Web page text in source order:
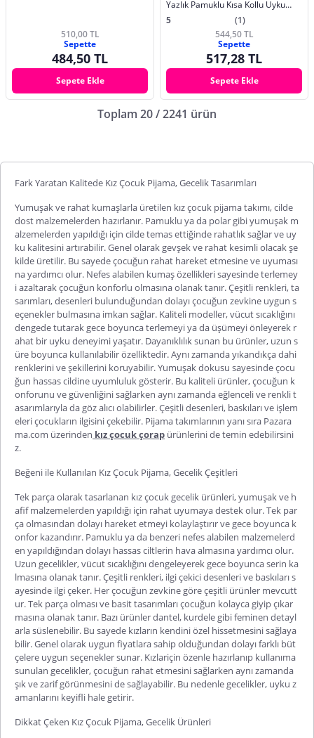
510,00 TL
Sepette
484,50 TL
Sepete Ekle
Yazlık Pamuklu Kısa Kollu Uyku
Bantl
5
(1)
544,50 TL
Sepette
517,28 TL
Sepete Ekle
Toplam 20 / 2241 ürün
Fark Yaratan Kalitede Kız Çocuk Pijama, Gecelik Tasarımları
Yumuşak ve rahat kumaşlarla üretilen kız çocuk pijama takımı, cilde
dost malzemelerden hazırlanır. Pamuklu ya da polar gibi yumuşak m
alzemelerden yapıldığı için cilde temas ettiğinde rahatlık sağlar ve uy
ku kalitesini artırabilir. Genel olarak gevşek ve rahat kesimli olacak şe
kilde üretilir. Bu sayede çocuğun rahat hareket etmesine ve uyuması
na yardımcı olur. Nefes alabilen kumaş özellikleri sayesinde terlemey
i azaltarak çocuğun konforlu olmasına olanak tanır. Çeşitli renkleri, ta
sarımları, desenleri bulunduğundan dolayı çocuğun zevkine uygun s
eçenekler bulmasına imkan sağlar. Kaliteli modeller, vücut sıcaklığını
dengede tutarak gece boyunca terlemeyi ya da üşümeyi önleyerek r
ahat bir uyku deneyimi yaşatır. Dayanıklılık sunan bu ürünler, uzun s
üre boyunca kullanılabilir özelliktedir. Aynı zamanda yıkandıkça dahi
renklerini ve şekillerini koruyabilir. Yumuşak dokusu sayesinde çocu
ğun hassas cildine uyumluluk gösterir. Bu kaliteli ürünler, çocuğun k
onforunu ve güvenliğini sağlarken aynı zamanda eğlenceli ve renkli t
asarımlarıyla da göz alıcı olabilirler. Çeşitli desenleri, baskıları ve işlem
eleri çocukların ilgisini çekebilir. Pijama takımlarının yanı sıra Pazara
ma.com üzerinden kız çocuk çorap ürünlerini de temin edebilirsini
z.
Beğeni ile Kullanılan Kız Çocuk Pijama, Gecelik Çeşitleri
Tek parça olarak tasarlanan kız çocuk gecelik ürünleri, yumuşak ve h
afif malzemelerden yapıldığı için rahat uyumaya destek olur. Tek par
ça olmasından dolayı hareket etmeyi kolaylaştırır ve gece boyunca k
onfor kazandırır. Pamuklu ya da benzeri nefes alabilen malzemelerd
en yapıldığından dolayı hassas ciltlerin hava almasına yardımcı olur.
Uzun gecelikler, vücut sıcaklığını dengeleyerek gece boyunca serin ka
lmasına olanak tanır. Çeşitli renkleri, ilgi çekici desenleri ve baskıları s
ayesinde ilgi çeker. Her çocuğun zevkine göre çeşitli ürünler mevcutt
ur. Tek parça olması ve basit tasarımları çocuğun kolayca giyip çıkar
masına olanak tanır. Bazı ürünler dantel, kurdele gibi feminen detayl
arla süslenebilir. Bu sayede kızların kendini özel hissetmesini sağlaya
bilir. Genel olarak uygun fiyatlara sahip olduğundan dolayı farklı büt
çelere uygun seçenekler sunar. Kızlariçin özenle hazırlanıp kullanıma
sunulan gecelikler, çocuğun rahat etmesini sağlarken aynı zamanda
şık ve zarif görünmesini de sağlayabilir. Bu nedenle gecelikler, uyku z
amanlarını keyifli hale getirir.
Dikkat Çeken Kız Çocuk Pijama, Gecelik Ürünleri